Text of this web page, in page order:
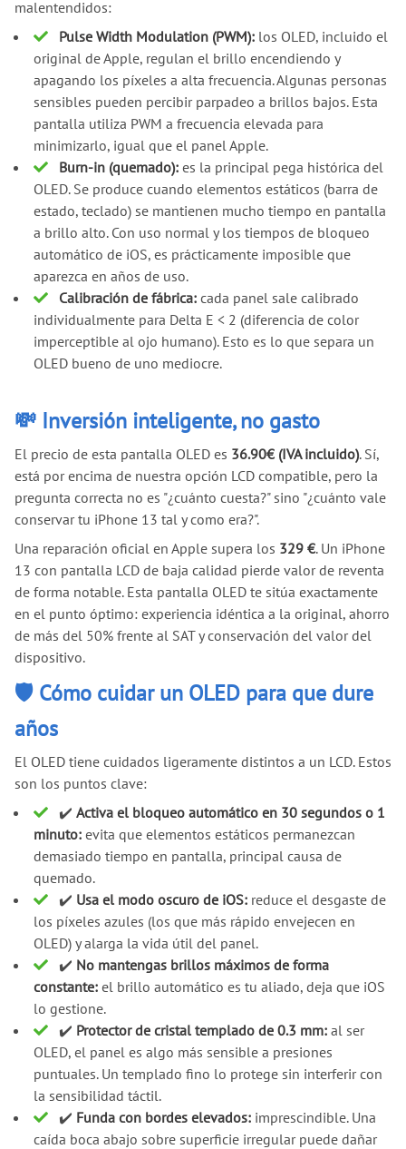
malentendidos:
Pulse Width Modulation (PWM):los OLED, incluido el
original de Apple, regulan el brillo encendiendo y
apagando los píxeles a alta frecuencia. Algunas personas
sensibles pueden percibir parpadeo a brillos bajos. Esta
pantalla utiliza PWM a frecuencia elevada para
minimizarlo, igual que el panel Apple.
Burn-in (quemado):es la principal pega histórica del
OLED. Se produce cuando elementos estáticos (barra de
estado, teclado) se mantienen mucho tiempo en pantalla
a brillo alto. Con uso normal y los tiempos de bloqueo
automático de iOS, es prácticamente imposible que
aparezca en años de uso.
Calibración de fábrica:cada panel sale calibrado
individualmente para Delta E < 2 (diferencia de color
imperceptible al ojo humano). Esto es lo que separa un
OLED bueno de uno mediocre.
💸 Inversión inteligente, no gasto
El precio de esta pantalla OLED es 36.90€ (IVA incluido). Sí,
está por encima de nuestra opción LCD compatible, pero la
pregunta correcta no es "¿cuánto cuesta?" sino "¿cuánto vale
conservar tu iPhone 13 tal y como era?".
Una reparación oficial en Apple supera los 329 €. Un iPhone
13 con pantalla LCD de baja calidad pierde valor de reventa
de forma notable. Esta pantalla OLED te sitúa exactamente
en el punto óptimo: experiencia idéntica a la original, ahorro
de más del 50% frente al SAT y conservación del valor del
dispositivo.
🛡️ Cómo cuidar un OLED para que dure
años
El OLED tiene cuidados ligeramente distintos a un LCD. Estos
son los puntos clave:
✔️ Activa el bloqueo automático en 30 segundos o 1
minuto:evita que elementos estáticos permanezcan
demasiado tiempo en pantalla, principal causa de
quemado.
✔️ Usa el modo oscuro de iOS:reduce el desgaste de
los píxeles azules (los que más rápido envejecen en
OLED) y alarga la vida útil del panel.
✔️ No mantengas brillos máximos de forma
constante:el brillo automático es tu aliado, deja que iOS
lo gestione.
✔️ Protector de cristal templado de 0.3 mm:al ser
OLED, el panel es algo más sensible a presiones
puntuales. Un templado fino lo protege sin interferir con
la sensibilidad táctil.
✔️ Funda con bordes elevados:imprescindible. Una
caída boca abajo sobre superficie irregular puede dañar